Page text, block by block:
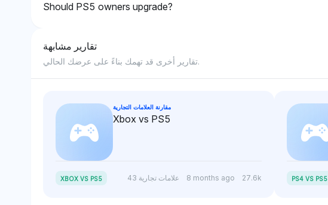
Should PS5 owners upgrade?
تقارير مشابهة
تقارير أخرى قد تهمك بناءً على عرضك الحالي.
مقارنة العلامات التجارية
Xbox vs PS5
XBOX VS PS5 43 علامات تجارية 8 months ago 27.6k PS4 VS PS5